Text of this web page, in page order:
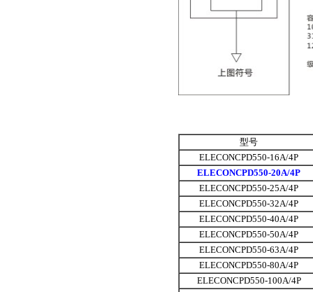
型号
ELECONCPD550-16A/4P
ELECONCPD550-20A/4P
ELECONCPD550-25A/4P
ELECONCPD550-32A/4P
ELECONCPD550-40A/4P
ELECONCPD550-50A/4P
ELECONCPD550-63A/4P
ELECONCPD550-80A/4P
ELECONCPD550-100A/4P